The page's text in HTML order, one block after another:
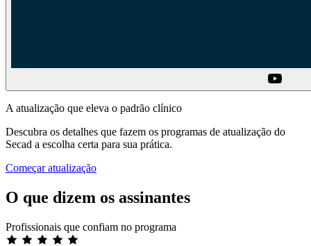
A atualização que eleva o padrão clínico
Descubra os detalhes que fazem os programas de atualização do
Secad a escolha certa para sua prática.
Começar atualização
O que dizem os assinantes
Profissionais que confiam no programa